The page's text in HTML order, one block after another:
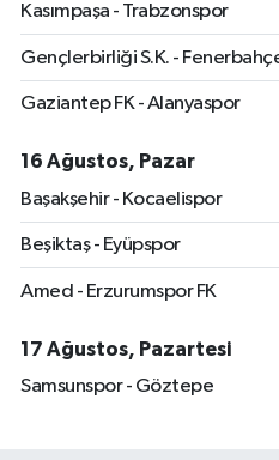
Kasımpaşa - Trabzonspor
Gençlerbirliği S.K. -
Gaziantep FK - Alanyaspor
16 Ağustos, Pazar
Başakşehir - Kocaelispor
Beşiktaş - Eyüpspor
Amed - Erzurumspor FK
17 Ağustos, Pazartesi
Samsunspor - Göztepe